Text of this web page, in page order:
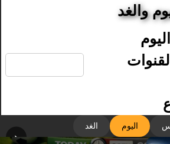
والغد
اليوم الغد
‹